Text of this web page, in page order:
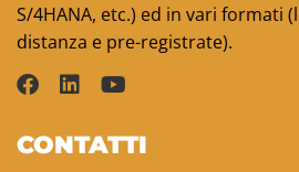
S/4HANA, etc.) ed in vari formati
distanza e pre-registrate).
CONTATTI